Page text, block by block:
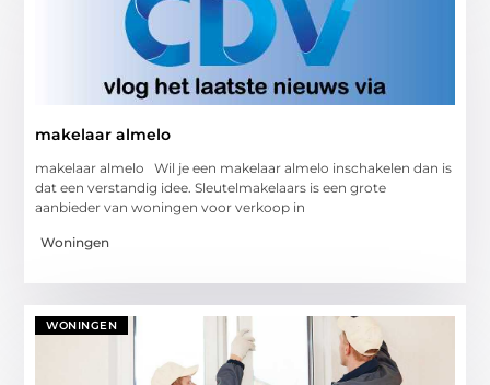
makelaar almelo
makelaar almelo Wil je een makelaar almelo inschakelen dan is
dat een verstandig idee. Sleutelmakelaars is een grote
aanbieder van woningen voor verkoop in
Woningen
WONINGEN